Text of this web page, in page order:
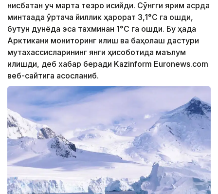
нисбатан уч марта тезроқ исийди. Сўнгги ярим асрда
минтақада ўртача йиллик ҳарорат 3,1°C га ошди,
бутун дунёда эса тахминан 1°C га ошди. Бу ҳақда
Арктикани мониторинг қилиш ва баҳолаш дастури
мутахассисларининг янги ҳисоботида маълум
қилишди, деб хабар беради Kazinform Euronews.com
веб-сайтига асосланиб.